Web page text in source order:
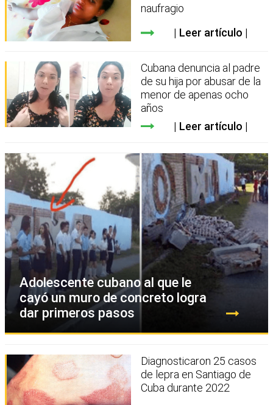
naufragio
Leer artículo
Cubana denuncia al padre
de su hija por abusar de la
menor de apenas ocho
años
Leer artículo
Adolescente cubano al que le
cayó un muro de concreto logra
dar primeros pasos
Diagnosticaron 25 casos
de lepra en Santiago de
Cuba durante 2022